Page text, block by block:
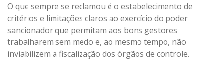
O que sempre se reclamou é o estabelecimento de
critérios e limitações claros ao exercício do poder
sancionador que permitam aos bons gestores
trabalharem sem medo e, ao mesmo tempo, não
inviabilizem a fiscalização dos órgãos de controle.